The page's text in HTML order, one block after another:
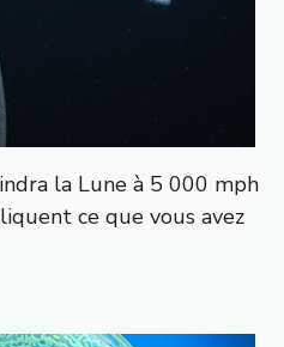
la Lune à 5 000 mph
ce que vous avez